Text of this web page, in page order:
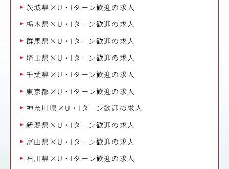
【仕事内容（変更の範囲）】会社の定める業務
茨城県×U・Iターン歓迎の求人
栃木県×U・Iターン歓迎の求人
群馬県×U・Iターン歓迎の求人
埼玉県×U・Iターン歓迎の求人
千葉県×U・Iターン歓迎の求人
東京都×U・Iターン歓迎の求人
神奈川県×U・Iターン歓迎の求人
新潟県×U・Iターン歓迎の求人
富山県×U・Iターン歓迎の求人
石川県×U・Iターン歓迎の求人